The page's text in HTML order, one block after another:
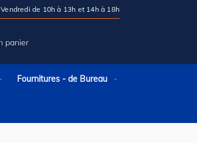
de 10h à 13h et 14h à 18h
panier
Fournitures - de Bureau